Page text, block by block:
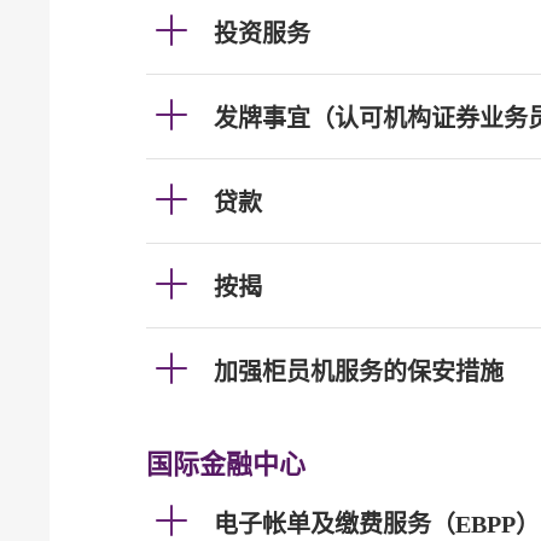
投资服务
发牌事宜（认可机构证券业务
贷款
按揭
加强柜员机服务的保安措施
国际金融中心
电子帐单及缴费服务（EBPP）